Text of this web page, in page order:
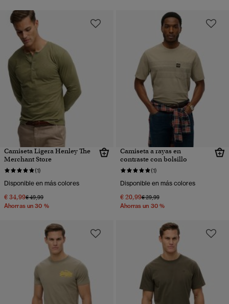
Camiseta Ligera Henley The
Merchant Store
(1)
Disponible en más colores
€ 34,99Precio rebajado de
€ 49,99a
Ahorras un 30 %
Camiseta a rayas en
contraste con bolsillo
(1)
Disponible en más colores
€ 20,99Precio rebajado de
€ 29,99a
Ahorras un 30 %